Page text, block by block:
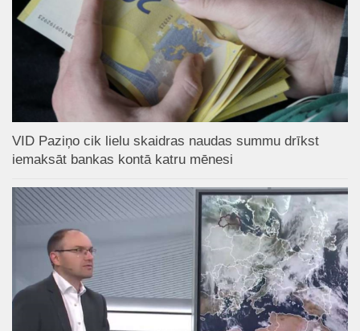
VID Paziņo cik lielu skaidras naudas summu drīkst
iemaksāt bankas kontā katru mēnesi